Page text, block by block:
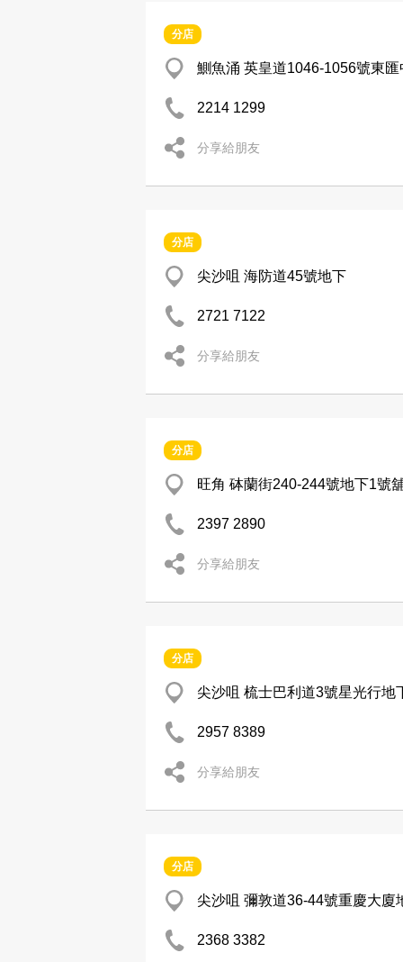
分店
鰂魚涌 英皇道1046-1056號東匯
2214 1299
分享給朋友
分店
尖沙咀 海防道45號地下
2721 7122
分享給朋友
分店
旺角 砵蘭街240-244號地下1號
2397 2890
分享給朋友
分店
尖沙咀 梳士巴利道3號星光行地
2957 8389
分享給朋友
分店
尖沙咀 彌敦道36-44號重慶大廈
2368 3382